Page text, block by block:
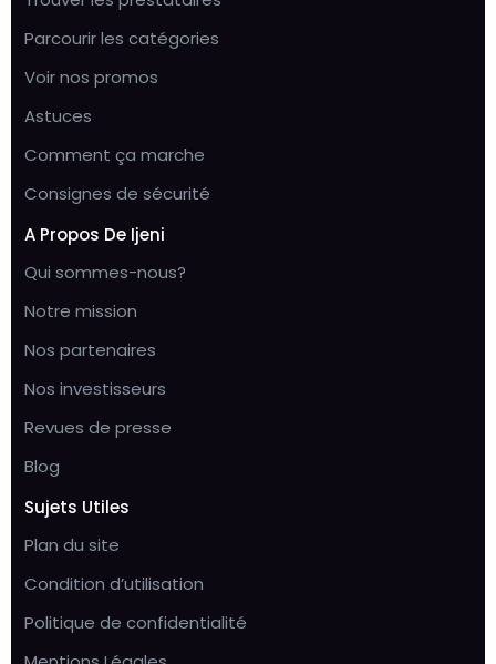
Parcourir les catégories
Voir nos promos
Astuces
Comment ça marche
Consignes de sécurité
A Propos De Ijeni
Qui sommes-nous?
Notre mission
Nos partenaires
Nos investisseurs
Revues de presse
Blog
Sujets Utiles
Plan du site
Condition d’utilisation
Politique de confidentialité